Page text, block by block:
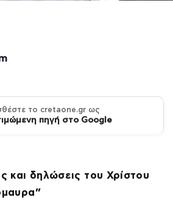
το cretaone.gr ως
πηγή στο Google
και δηλώσεις του Χρίστου